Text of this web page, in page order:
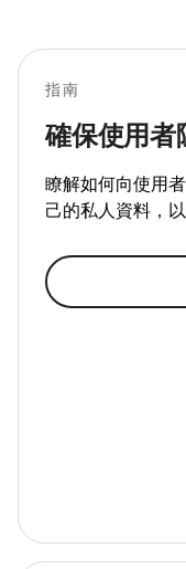
指南
確保使用者
瞭解如何向使用
己的私人資料，